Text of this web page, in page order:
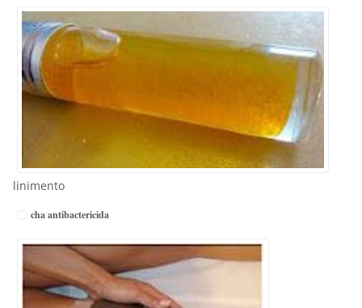
linimento
cha antibactericida